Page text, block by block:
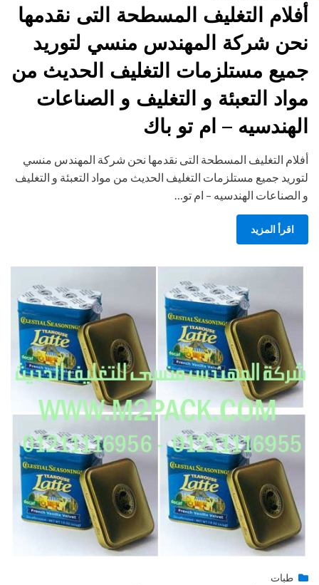
on
أفلام التغليف المسطحة التى نقدمها
نحن شركة المهندس منسي لتوريد
جميع مستلزمات التغليف الحديث من
مواد التعبئة و التغليف و الصناعات
الهندسيه – ام تو باك
أفلام التغليف المسطحة التى نقدمها نحن شركة المهندس منسي
لتوريد جميع مستلزمات التغليف الحديث من مواد التعبئة و التغليف
و الصناعات الهندسيه – ام تو…
اقرأ المزيد
engmansyPosted
يونيو 30, 2015
طبات